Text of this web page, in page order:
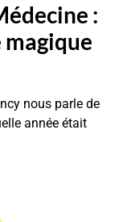
:
magique
nous parle de
année était